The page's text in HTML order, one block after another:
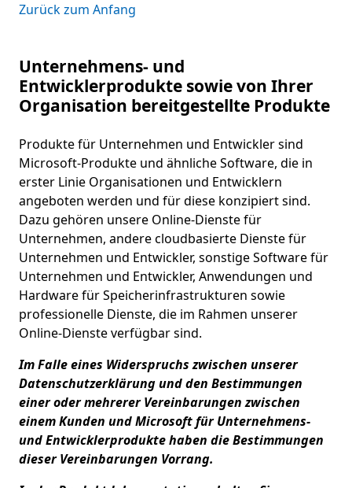
Zurück zum Anfang
Unternehmens- und
Entwicklerprodukte sowie von Ihrer
Organisation bereitgestellte Produkte
Produkte für Unternehmen und Entwickler sind
Microsoft-Produkte und ähnliche Software, die in
erster Linie Organisationen und Entwicklern
angeboten werden und für diese konzipiert sind.
Dazu gehören unsere Online-Dienste für
Unternehmen, andere cloudbasierte Dienste für
Unternehmen und Entwickler, sonstige Software für
Unternehmen und Entwickler, Anwendungen und
Hardware für Speicherinfrastrukturen sowie
professionelle Dienste, die im Rahmen unserer
Online-Dienste verfügbar sind.
Im Falle eines Widerspruchs zwischen unserer
Datenschutzerklärung und den Bestimmungen
einer oder mehrerer Vereinbarungen zwischen
einem Kunden und Microsoft für Unternehmens-
und Entwicklerprodukte haben die Bestimmungen
dieser Vereinbarungen Vorrang.